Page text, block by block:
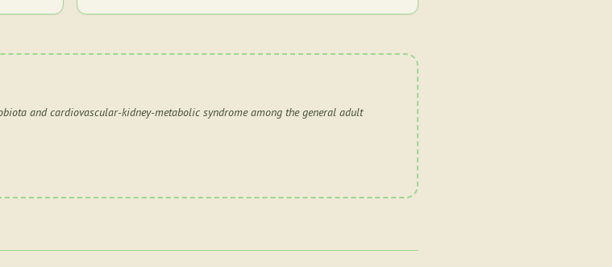
and cardiovascular-kidney-metabolic syndrome among the general adult